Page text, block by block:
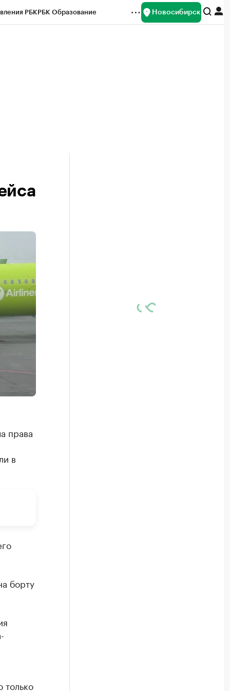
РБКРБК Образование Новосибирск
права
в
борту
только